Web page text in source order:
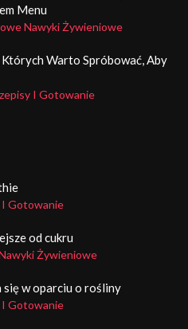
Menu
Nawyki Żywieniowe
Warto Spróbować, Aby
I Gotowanie
I Gotowanie
od cukru
Żywieniowe
w oparciu o rośliny
I Gotowanie